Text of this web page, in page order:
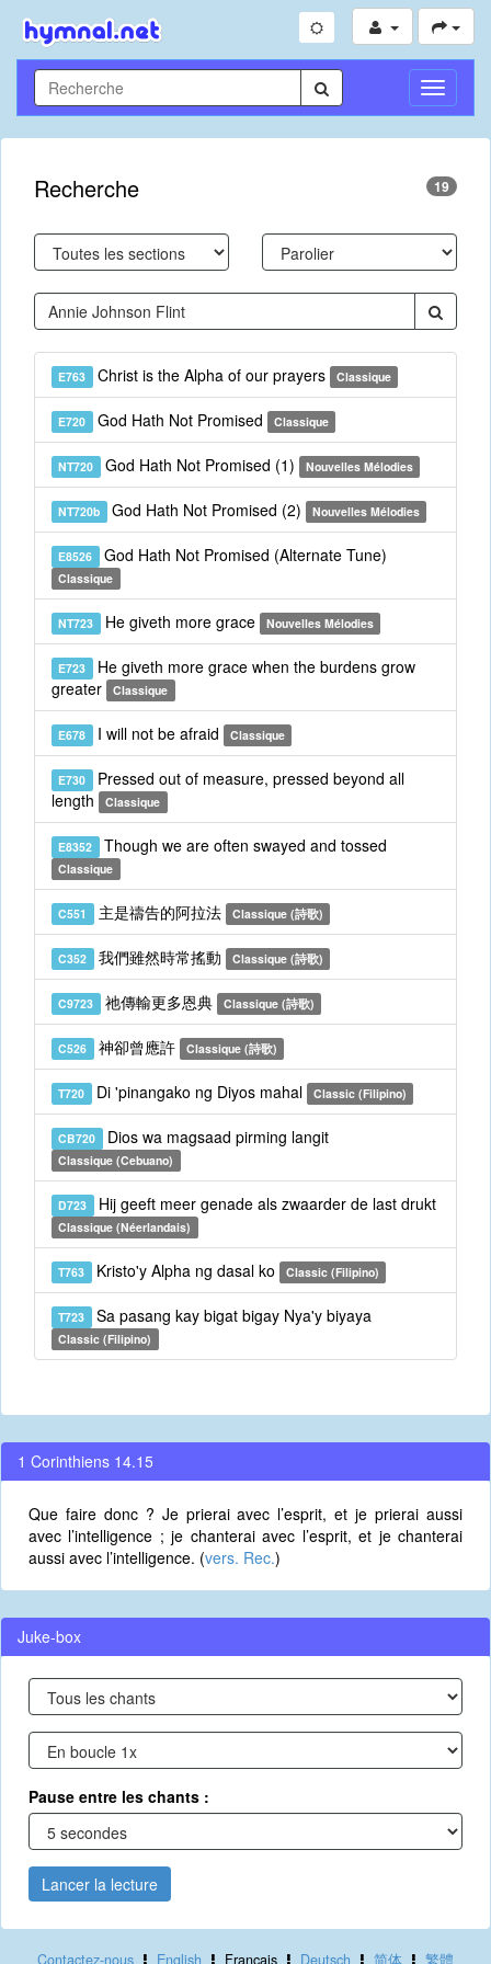
Toggle
Recherche 19
E763 Christ is the Alpha of our prayers Classique
E720 God Hath Not Promised Classique
NT720 God Hath Not Promised (1) Nouvelles Mélodies
NT720b God Hath Not Promised (2) Nouvelles Mélodies
E8526 God Hath Not Promised (Alternate Tune)
Classique
NT723 He giveth more grace Nouvelles Mélodies
E723 He giveth more grace when the burdens grow
greater
Classique
E678 I will not be afraid Classique
E730 Pressed out of measure, pressed beyond all
length
Classique
E8352 Though we are often swayed and tossed
Classique
C551 主是禱告的阿拉法 Classique (詩歌)
C352 我們雖然時常搖動 Classique (詩歌)
C9723 祂傳輸更多恩典 Classique (詩歌)
C526 神卻曾應許 Classique (詩歌)
T720 Di 'pinangako ng Diyos mahal Classic (Filipino)
CB720 Dios wa magsaad pirming langit
Classique (Cebuano)
D723 Hij geeft meer genade als zwaarder de last drukt
Classique (Néerlandais)
T763 Kristo'y Alpha ng dasal ko Classic (Filipino)
T723 Sa pasang kay bigat bigay Nya'y biyaya
Classic (Filipino)
1 Corinthiens 14.15
Que faire donc ? Je prierai avec l’esprit, et je prierai aussi
avec l’intelligence ; je chanterai avec l’esprit, et je chanterai
aussi avec l’intelligence. (vers. Rec.)
Juke-box
Pause entre les chants :
Lancer la lecture
Contactez-nous English Français Deutsch 简体 繁體